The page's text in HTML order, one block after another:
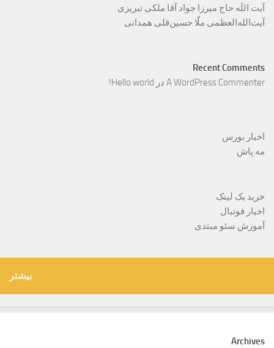
آیت اللَه حاج میرزا جواد آقا ملکی تبریزی
آیت‌الله‌العظمی ملّا حسین‌قلی همدانی
Recent Comments
A WordPress Commenter در Hello world!
اخبار بورس
مه پاش
خرید بک لینک
اخبار فوتبال
آموزش سئو مبتدی
بیشتر
Archives